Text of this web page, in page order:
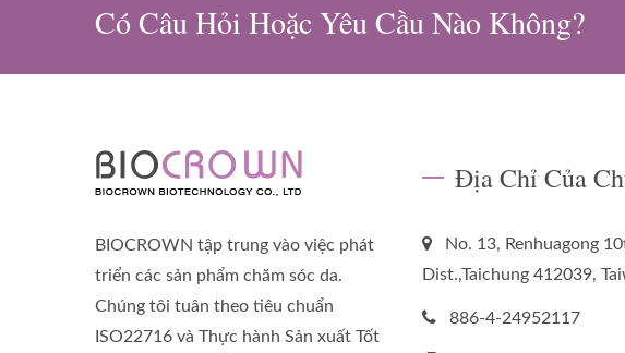
Có Câu Hỏi Hoặc Yêu Cầu Nào Không?
BIOCROWN tập trung vào việc phát
triển các sản phẩm chăm sóc da.
Chúng tôi tuân theo tiêu chuẩn
ISO22716 và Thực hành Sản xuất Tốt
Địa Chỉ Của
No. 13, Renhuagong
Dist.,Taichung 412039,
886-4-24952117